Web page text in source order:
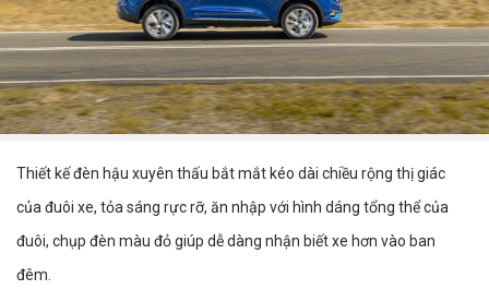
Thiết kế đèn hậu xuyên thấu bắt mắt kéo dài chiều rộng thị giác
của đuôi xe, tỏa sáng rực rỡ, ăn nhập với hình dáng tổng thể của
đuôi, chụp đèn màu đỏ giúp dễ dàng nhận biết xe hơn vào ban
đêm.